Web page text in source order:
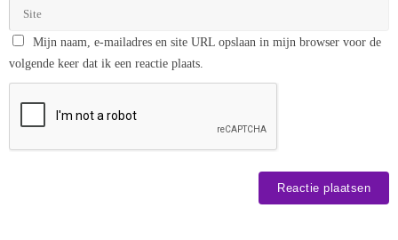
Mijn naam, e-mailadres en site URL opslaan in mijn browser voor de
volgende keer dat ik een reactie plaats.